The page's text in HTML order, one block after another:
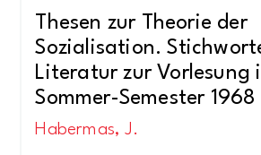
Thesen zur Theorie der
Sozialisation.
Literatur zur Vorlesung
Sommer-Semester 1968
Habermas, J.